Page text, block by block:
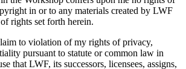
in or to any materials created by LWF
rights set forth herein.
to violation of my rights of privacy,
pursuant to statute or common law in
that LWF, its successors, licensees, assigns,